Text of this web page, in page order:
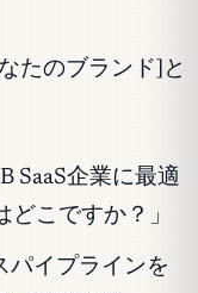
たのブランド]と
SaaS企業に最適
こですか？」
パイプラインを